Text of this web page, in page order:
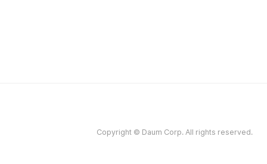
Copyright © Daum Corp. All rights reserved.